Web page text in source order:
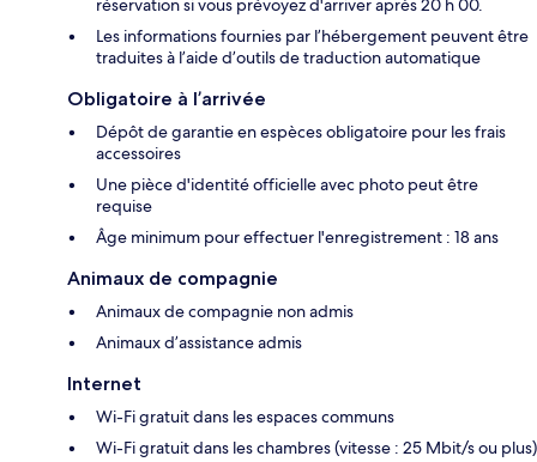
réservation si vous prévoyez d'arriver après 20 h 00.
Les informations fournies par l’hébergement peuvent être
traduites à l’aide d’outils de traduction automatique
Obligatoire à l’arrivée
Dépôt de garantie en espèces obligatoire pour les frais
accessoires
Une pièce d'identité officielle avec photo peut être
requise
Âge minimum pour effectuer l'enregistrement : 18 ans
Animaux de compagnie
Animaux de compagnie non admis
Animaux d’assistance admis
Internet
Wi-Fi gratuit dans les espaces communs
Wi-Fi gratuit dans les chambres (vitesse : 25 Mbit/s ou plus)